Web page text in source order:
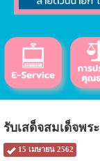
รับเสด็จสมเด็จพ
15 เมษายน 2562